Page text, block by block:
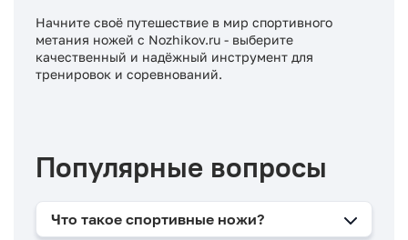
Начните своё путешествие в мир спортивного
метания ножей с Nozhikov.ru - выберите
качественный и надёжный инструмент для
тренировок и соревнований.​
Популярные вопросы
Что такое спортивные ножи?